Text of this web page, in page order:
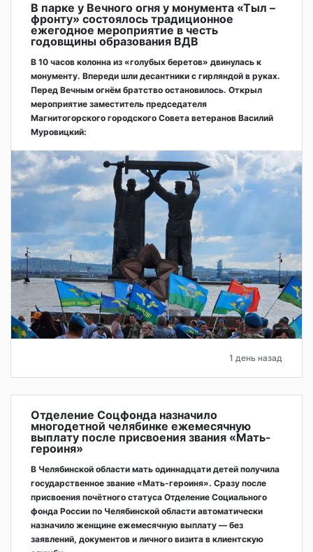
В парке у Вечного огня у монумента «Тыл –
фронту» состоялось традиционное
ежегодное мероприятие в честь
годовщины образования ВДВ
В 10 часов колонна из «голубых беретов» двинулась к
монументу. Впереди шли десантники с гирляндой в руках.
Перед Вечным огнём братство остановилось. Открыл
мероприятие заместитель председателя
Магнитогорского городского Совета ветеранов Василий
Муровицкий:
1 день назад
Отделение Соцфонда назначило
многодетной челябинке ежемесячную
выплату после присвоения звания «Мать-
героиня»
В Челябинской области мать одиннадцати детей получила
государственное звание «Мать-героиня». Сразу после
присвоения почётного статуса Отделение Социального
фонда России по Челябинской области автоматически
назначило женщине ежемесячную выплату — без
заявлений, документов и личного визита в клиентскую